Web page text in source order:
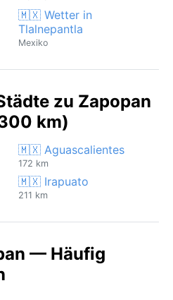
🇲🇽 Wetter in
Tlalnepantla
Mexiko
zu Zapopan
km)
🇲🇽 Aguascalientes
172 km
🇲🇽 Irapuato
211 km
— Häufig